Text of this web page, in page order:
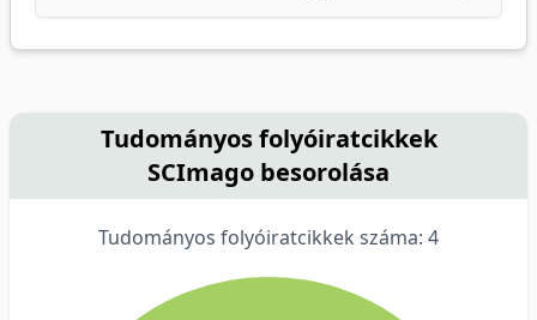
Tudományos folyóiratcikkek
SCImago besorolása
Tudományos folyóiratcikkek száma: 4